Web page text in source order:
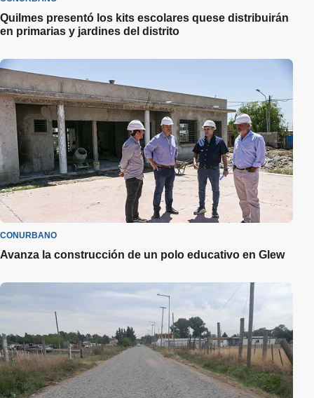
Quilmes presentó los kits escolares quese distribuirán
en primarias y jardines del distrito
CONURBANO
Avanza la construcción de un polo educativo en Glew